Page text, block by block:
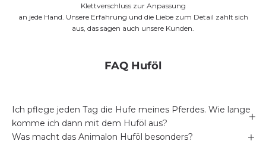
Klettverschluss zur Anpassung
an jede Hand. Unsere Erfahrung und die Liebe zum Detail zahlt sich
aus, das sagen auch unsere Kunden.
FAQ Huföl
Ich pflege jeden Tag die Hufe meines Pferdes. Wie lange
komme ich dann mit dem Huföl aus?
Was macht das Animalon Huföl besonders?